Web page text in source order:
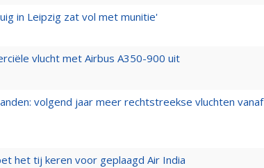
in Leipzig zat vol met munitie'
vlucht met Airbus A350-900 uit
volgend jaar meer rechtstreekse vluchten vanaf
het tij keren voor geplaagd Air India